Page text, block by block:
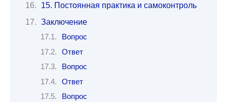
15. Постоянная практика и самоконтроль
Заключение
Вопрос
Ответ
Вопрос
Ответ
Вопрос